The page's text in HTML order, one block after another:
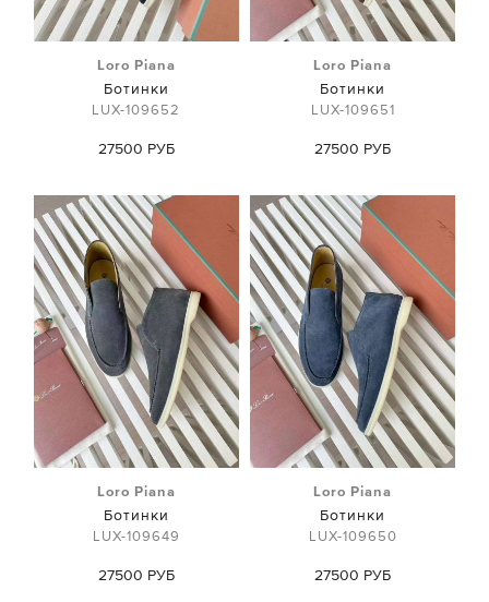
Loro Piana
Ботинки
LUX-109652
27500 РУБ
Loro Piana
Ботинки
LUX-109651
27500 РУБ
Loro Piana
Ботинки
LUX-109649
27500 РУБ
Loro Piana
Ботинки
LUX-109650
27500 РУБ